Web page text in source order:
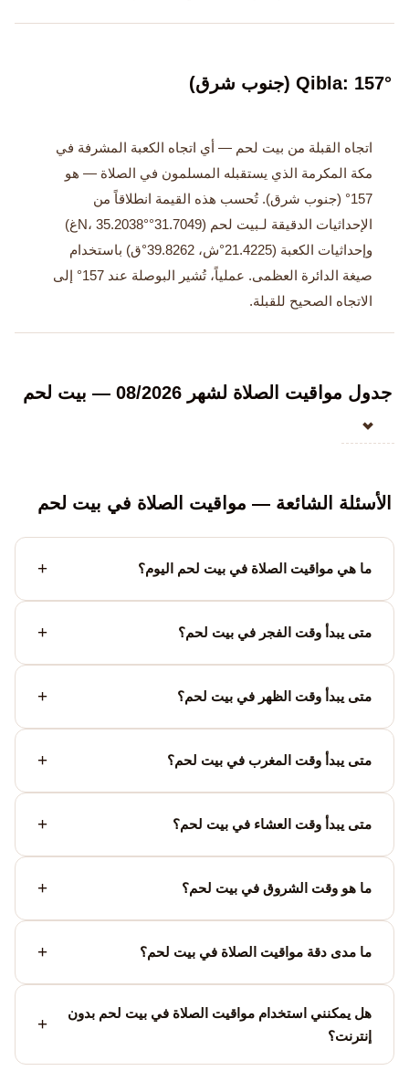
Qibla: 157° (جنوب شرق)
اتجاه القبلة من بيت لحم — أي اتجاه الكعبة المشرفة في
مكة المكرمة الذي يستقبله المسلمون في الصلاة — هو
157° (جنوب شرق). تُحسب هذه القيمة انطلاقاً من
الإحداثيات الدقيقة لـبيت لحم (31.7049°N، 35.2038°غ)
وإحداثيات الكعبة (21.4225°ش، 39.8262°ق) باستخدام
صيغة الدائرة العظمى. عملياً، تُشير البوصلة عند 157° إلى
الاتجاه الصحيح للقبلة.
جدول مواقيت الصلاة لشهر 08/2026 — بيت لحم
الأسئلة الشائعة — مواقيت الصلاة في بيت لحم
ما هي مواقيت الصلاة في بيت لحم اليوم؟
متى يبدأ وقت الفجر في بيت لحم؟
متى يبدأ وقت الظهر في بيت لحم؟
متى يبدأ وقت المغرب في بيت لحم؟
متى يبدأ وقت العشاء في بيت لحم؟
ما هو وقت الشروق في بيت لحم؟
ما مدى دقة مواقيت الصلاة في بيت لحم؟
هل يمكنني استخدام مواقيت الصلاة في بيت لحم بدون
إنترنت؟